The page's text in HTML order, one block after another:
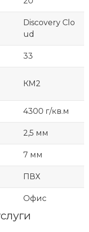
Discovery Clo
ud
33
КМ2
4300 г/кв.м
2,5 мм
7 мм
ПВХ
Офис